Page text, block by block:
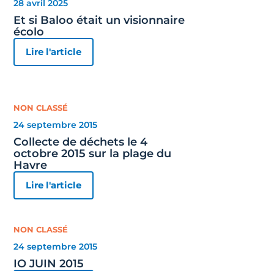
28 avril 2025
Et si Baloo était un visionnaire
écolo
Lire l'article
NON CLASSÉ
24 septembre 2015
Collecte de déchets le 4
octobre 2015 sur la plage du
Havre
Lire l'article
NON CLASSÉ
24 septembre 2015
IO JUIN 2015